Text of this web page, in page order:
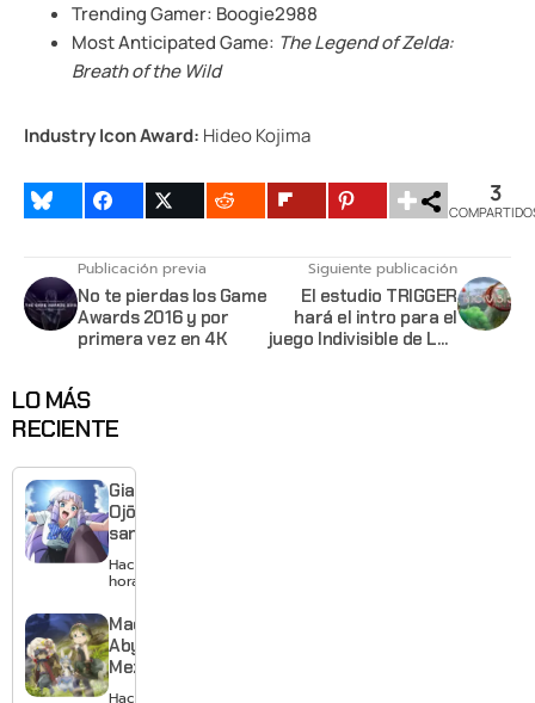
Trending Gamer: Boogie2988
Most Anticipated Game: The Legend of Zelda:
Breath of the Wild
Industry Icon Award: Hideo Kojima
3
Publicación previa
No te pierdas los Game
Awards 2016 y por
primera vez en 4K
Siguiente publicación
El estudio TRIGGER
hará el intro para el
juego Indivisible de Lab
LO MÁS
RECIENTE
Giant
Ojō-
sama
revela
visual y
estreno
para
enero de
Hace 19
horas
Made in
Abyss:
Mezameru
Shinpi
Hace 21